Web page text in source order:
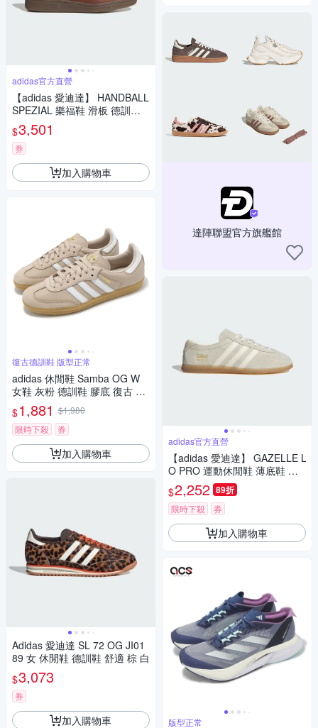
adidas官方直營
【adidas 愛迪達】 HANDBALL
SPEZIAL 樂福鞋 滑板 德訓鞋
復古 女鞋 - Originals LA6439
$3,501
券
加入購物車
復古德訓鞋 版型正常
adidas 休閒鞋 Samba OG W
女鞋 灰粉 德訓鞋 膠底 復古 愛
迪達 IE6523
$1,881 $1,980
限時下殺
券
加入購物車
Adidas 愛迪達 SL 72 OG JI01
89 女 休閒鞋 德訓鞋 舒適 棕 白
$3,073
券
加入購物車
達陣聯盟官方旗艦館
adidas官方直營
【adidas 愛迪達】 GAZELLE L
O PRO 運動休閒鞋 薄底鞋 滑
板 德訓鞋 復古 女鞋 - Originals
IH6933
$2,252 89折
限時下殺 券
加入購物車
版型正常